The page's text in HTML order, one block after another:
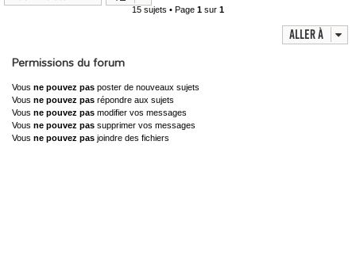
15 sujets • Page 1 sur 1
Aller à
Permissions du forum
Vous ne pouvez pas poster de nouveaux sujets
Vous ne pouvez pas répondre aux sujets
Vous ne pouvez pas modifier vos messages
Vous ne pouvez pas supprimer vos messages
Vous ne pouvez pas joindre des fichiers